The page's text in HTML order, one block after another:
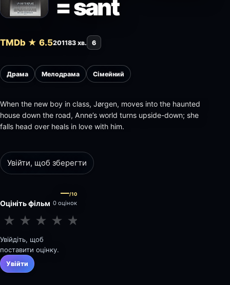
= sant
TMDb ★ 6.5201183 хв. 6
Драма Мелодрама Сімейний
When the new boy in class, Jørgen, moves into the haunted
house down the road, Anne’s world turns upside-down; she
falls head over heals in love with him.
Увійти, щоб зберегти
Оцініть фільм
—/10
0 оцінок
★ ★ ★ ★ ★
Увійдіть, щоб
поставити оцінку.
Увійти